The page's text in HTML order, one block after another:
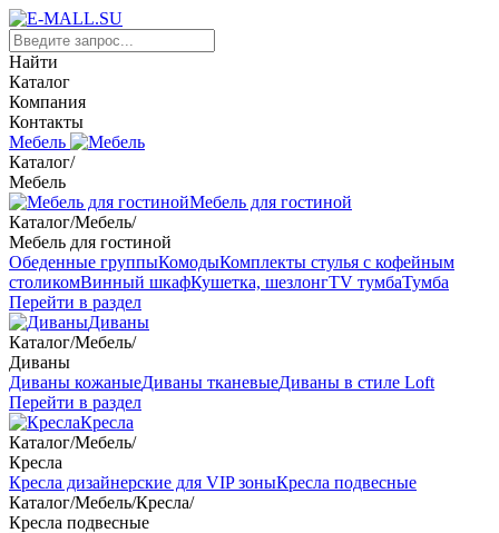
Найти
Каталог
Компания
Контакты
Мебель
Каталог/
Мебель
Мебель для гостиной
Каталог/Мебель/
Мебель для гостиной
Обеденные группыКомодыКомплекты стулья с кофейным
столикомВинный шкафКушетка, шезлонгTV тумбаТумба
Перейти в раздел
Диваны
Каталог/Мебель/
Диваны
Диваны кожаныеДиваны тканевыеДиваны в стиле Loft
Перейти в раздел
Кресла
Каталог/Мебель/
Кресла
Кресла дизайнерские для VIP зоныКресла подвесные
Каталог/Мебель/Кресла/
Кресла подвесные